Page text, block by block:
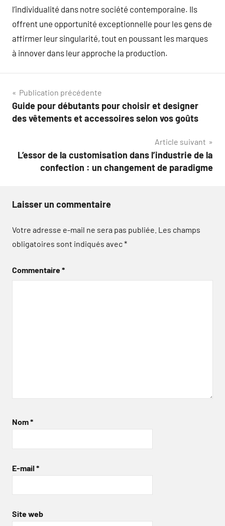
l’individualité dans notre société contemporaine. Ils
offrent une opportunité exceptionnelle pour les gens de
affirmer leur singularité, tout en poussant les marques
à innover dans leur approche la production.
Navigation
de
Publication précédente
Guide pour débutants pour choisir et designer
des vêtements et accessoires selon vos goûts
Article suivant
L’essor de la customisation dans l’industrie de la
confection : un changement de paradigme
Laisser un commentaire
Votre adresse e-mail ne sera pas publiée. Les champs
obligatoires sont indiqués avec*
Commentaire*
Nom*
E-mail *
Site web